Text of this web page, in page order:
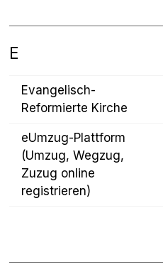
E
Evangelisch-
Reformierte Kirche
eUmzug-Plattform
(Umzug, Wegzug,
Zuzug online
registrieren)